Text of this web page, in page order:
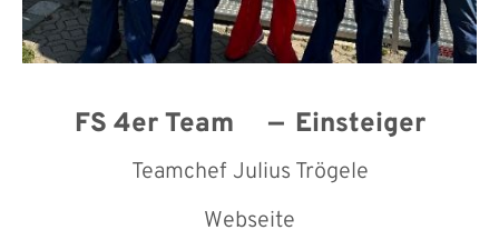
FS 4er Team Einsteiger
Teamchef Julius Trögele
Webseite